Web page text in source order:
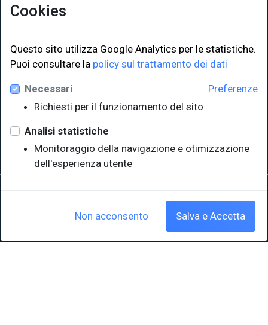
LINK ISTITUZIONALI
Università degli Studi di Trieste
Sistema Bibliotecario di Ateneo
EUT in cifre
P.IVA 00211830328 - C.F. 80013890324 - P.E.C.: ateneo@pec.units.it
Cookies
Questo sito utilizza Google Analytics per le statistiche.
Puoi consultare la policy sul trattamento dei dati
Preferenze
Necessari
Richiesti per il funzionamento del sito
Analisi statistiche
Monitoraggio della navigazione e otimizzazione
dell'esperienza utente
Non acconsento Salva e Accetta